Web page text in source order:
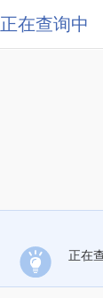
正在查询中
正在